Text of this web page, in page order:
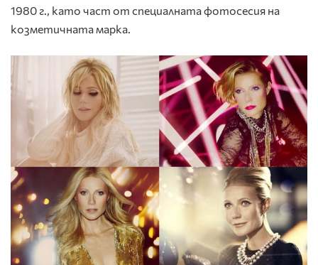
1980 г., като част от специалната фотосесия на
козметичната марка.